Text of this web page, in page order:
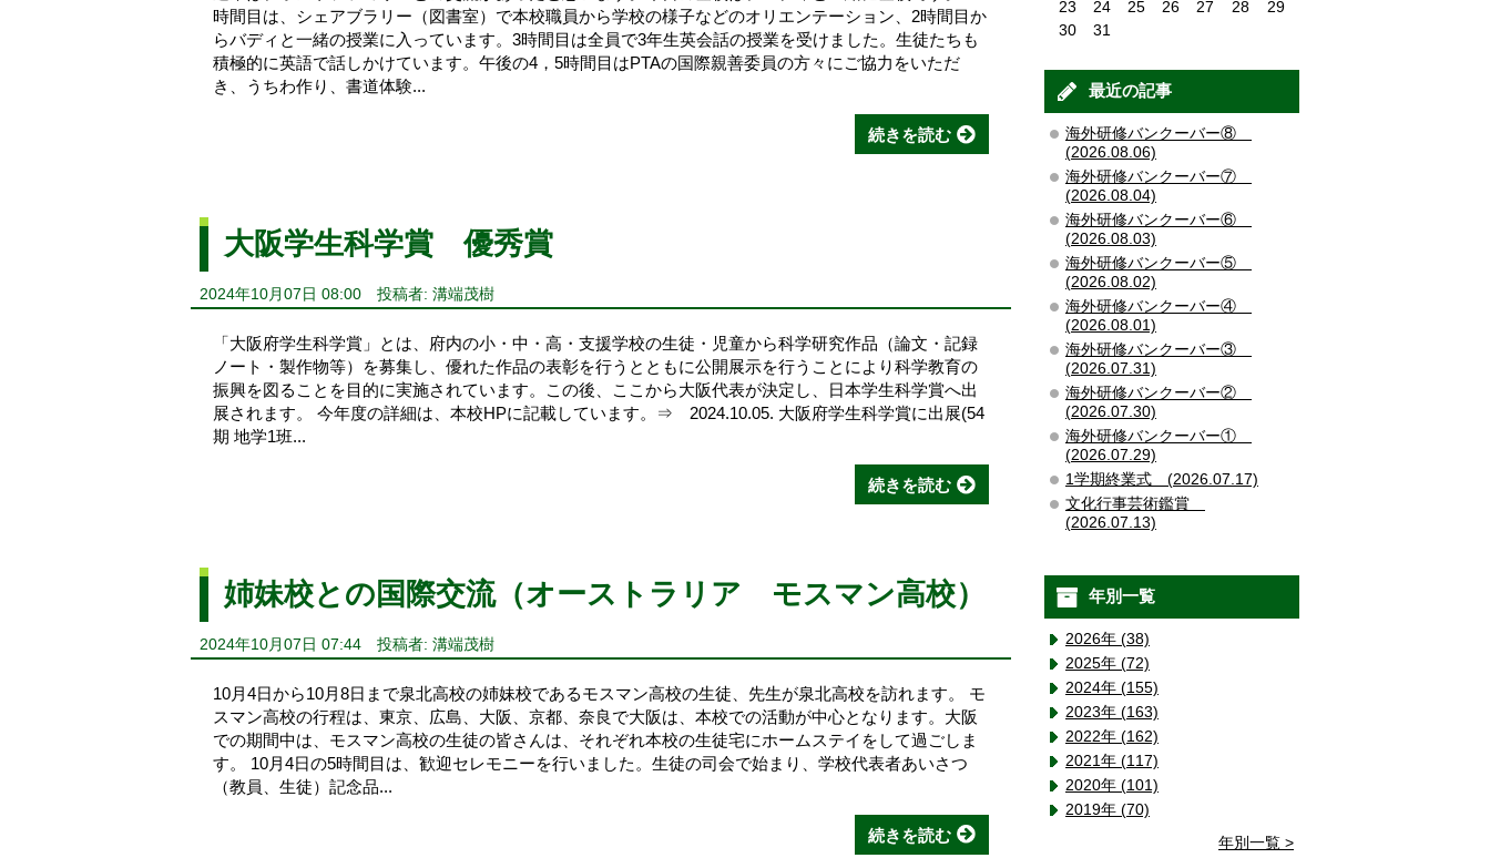
時間目は、シェアブラリー（図書室）で本校職員から学校の様子などのオリエンテーション、2時間目か
らバディと一緒の授業に入っています。3時間目は全員で3年生英会話の授業を受けました。生徒たちも
積極的に英語で話しかけています。午後の4，5時間目はPTAの国際親善委員の方々にご協力をいただ
き、うちわ作り、書道体験...
続きを読む
大阪学生科学賞 優秀賞
2024年10月07日 08:00 投稿者: 溝端茂樹
「大阪府学生科学賞」とは、府内の小・中・高・支援学校の生徒・児童から科学研究作品（論文・記録
ノート・製作物等）を募集し、優れた作品の表彰を行うとともに公開展示を行うことにより科学教育の
振興を図ることを目的に実施されています。この後、ここから大阪代表が決定し、日本学生科学賞へ出
展されます。 今年度の詳細は、本校HPに記載しています。⇒ 2024.10.05. 大阪府学生科学賞に出展(54
期 地学1班...
続きを読む
姉妹校との国際交流（オーストラリア モスマン高校）
2024年10月07日 07:44 投稿者: 溝端茂樹
10月4日から10月8日まで泉北高校の姉妹校であるモスマン高校の生徒、先生が泉北高校を訪れます。 モ
スマン高校の行程は、東京、広島、大阪、京都、奈良で大阪は、本校での活動が中心となります。大阪
での期間中は、モスマン高校の生徒の皆さんは、それぞれ本校の生徒宅にホームステイをして過ごしま
す。 10月4日の5時間目は、歓迎セレモニーを行いました。生徒の司会で始まり、学校代表者あいさつ
（教員、生徒）記念品...
続きを読む
23
24 25 26 27 28
29
30
31
最近の記事
海外研修バンクーバー⑧
(2026.08.06)
海外研修バンクーバー⑦
(2026.08.04)
海外研修バンクーバー⑥
(2026.08.03)
海外研修バンクーバー⑤
(2026.08.02)
海外研修バンクーバー④
(2026.08.01)
海外研修バンクーバー③
(2026.07.31)
海外研修バンクーバー②
(2026.07.30)
海外研修バンクーバー①
(2026.07.29)
1学期終業式 (2026.07.17)
文化行事芸術鑑賞
(2026.07.13)
年別一覧
2026年 (38)
2025年 (72)
2024年 (155)
2023年 (163)
2022年 (162)
2021年 (117)
2020年 (101)
2019年 (70)
年別一覧 >